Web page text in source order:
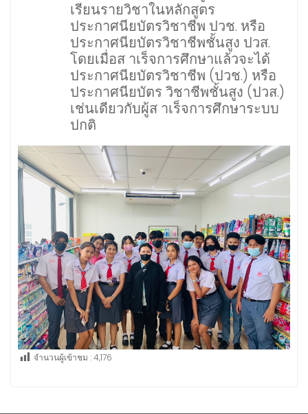
เรียนรายวิชาในหลักสูตร
ประกาศนียบัตรวิชาชีพ ปวช. หรือ
ประกาศนียบัตรวิชาชีพชั้นสูง ปวส.
โดยเมื่อส าเร็จการศึกษาแล้วจะได้
ประกาศนียบัตรวิชาชีพ (ปวช.) หรือ
ประกาศนียบัตร วิชาชีพชั้นสูง (ปวส.)
เช่นเดียวกับผู้ส าเร็จการศึกษาระบบ
ปกติ
จำนวนผู้เข้าชม :4,176